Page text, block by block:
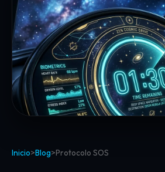
Inicio>Blog>Protocolo SOS